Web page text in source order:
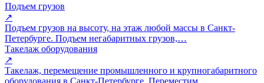
Подъем грузов
↗
Подъем грузов на высоту, на этаж любой массы в Санкт-
Петербурге. Подъем негабаритных грузов,…
Такелаж оборудования
↗
Такелаж, перемещение промышленного и крупногабаритного
оборудования в Санкт-Петербурге. Переместим…